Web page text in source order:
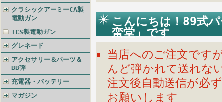
クラシックアーミーCA製
電動ガン
ICS製電動ガン
グレネード
アクセサリー＆パーツ＆
BB弾
充電器・バッテリー
マガジン
こんにちは！89式
蛮堂」です
当店へのご注文です
んど弾かれて送れな
注文後自動送信が必
お願いします